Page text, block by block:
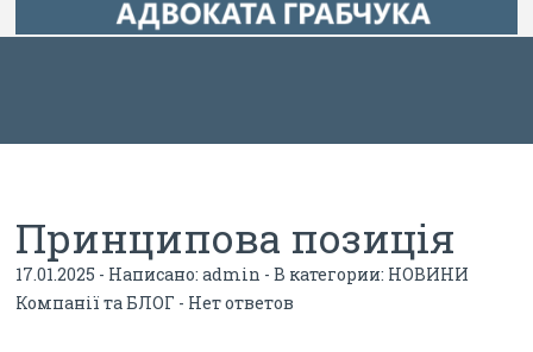
Принципова позиція
17.01.2025 - Написано:admin - В категории: НОВИНИ
Компанії та БЛОГ - Нет ответов